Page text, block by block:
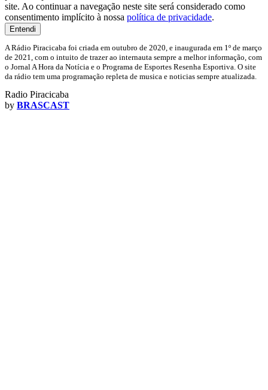
site. Ao continuar a navegação neste site será considerado como
consentimento implícito à nossa política de privacidade.
Entendi
A Rádio Piracicaba foi criada em outubro de 2020, e inaugurada em 1º de março
de 2021, com o intuito de trazer ao internauta sempre a melhor informação, com
o Jornal A Hora da Notícia e o Programa de Esportes Resenha Esportiva. O site
da rádio tem uma programação repleta de musica e noticias sempre atualizada.
Radio Piracicaba
by BRASCAST